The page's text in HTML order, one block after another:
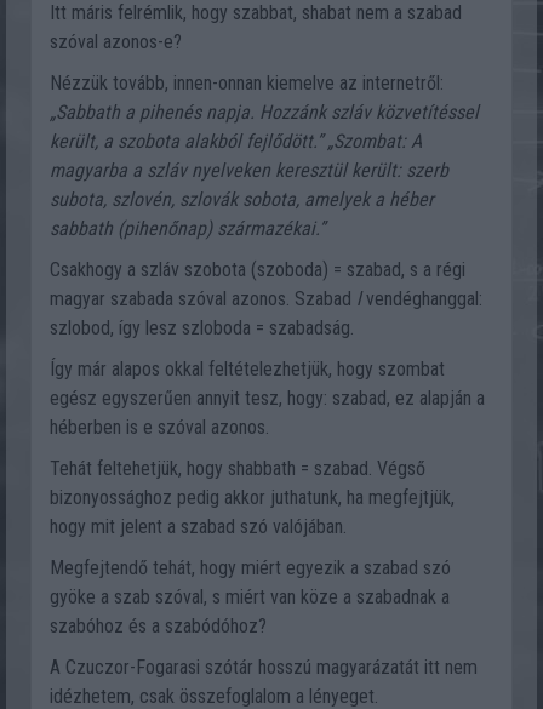
Itt máris felrémlik, hogy szabbat, shabat nem a szabad
szóval azonos-e?
Nézzük tovább, innen-onnan kiemelve az internetről:
„Sabbath a pihenés napja. Hozzánk szláv közvetítéssel
került, a szobota alakból fejlődött.” „Szombat: A
magyarba a szláv nyelveken keresztül került: szerb
subota, szlovén, szlovák sobota, amelyek a héber
sabbath (pihenőnap) származékai.”
Csakhogy a szláv szobota (szoboda) = szabad, s a régi
magyar szabada szóval azonos. Szabad lvendéghanggal:
szlobod, így lesz szloboda = szabadság.
Így már alapos okkal feltételezhetjük, hogy szombat
egész egyszerűen annyit tesz, hogy: szabad, ez alapján a
héberben is e szóval azonos.
Tehát feltehetjük, hogy shabbath = szabad. Végső
bizonyossághoz pedig akkor juthatunk, ha megfejtjük,
hogy mit jelent a szabad szó valójában.
Megfejtendő tehát, hogy miért egyezik a szabad szó
gyöke a szab szóval, s miért van köze a szabadnak a
szabóhoz és a szabódóhoz?
A Czuczor-Fogarasi szótár hosszú magyarázatát itt nem
idézhetem, csak összefoglalom a lényeget.